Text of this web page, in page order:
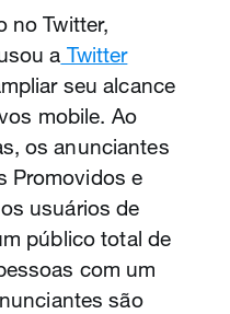
no Twitter,
a Twitter
seu alcance
mobile. Ao
os anunciantes
Promovidos e
usuários de
público total de
com um
são